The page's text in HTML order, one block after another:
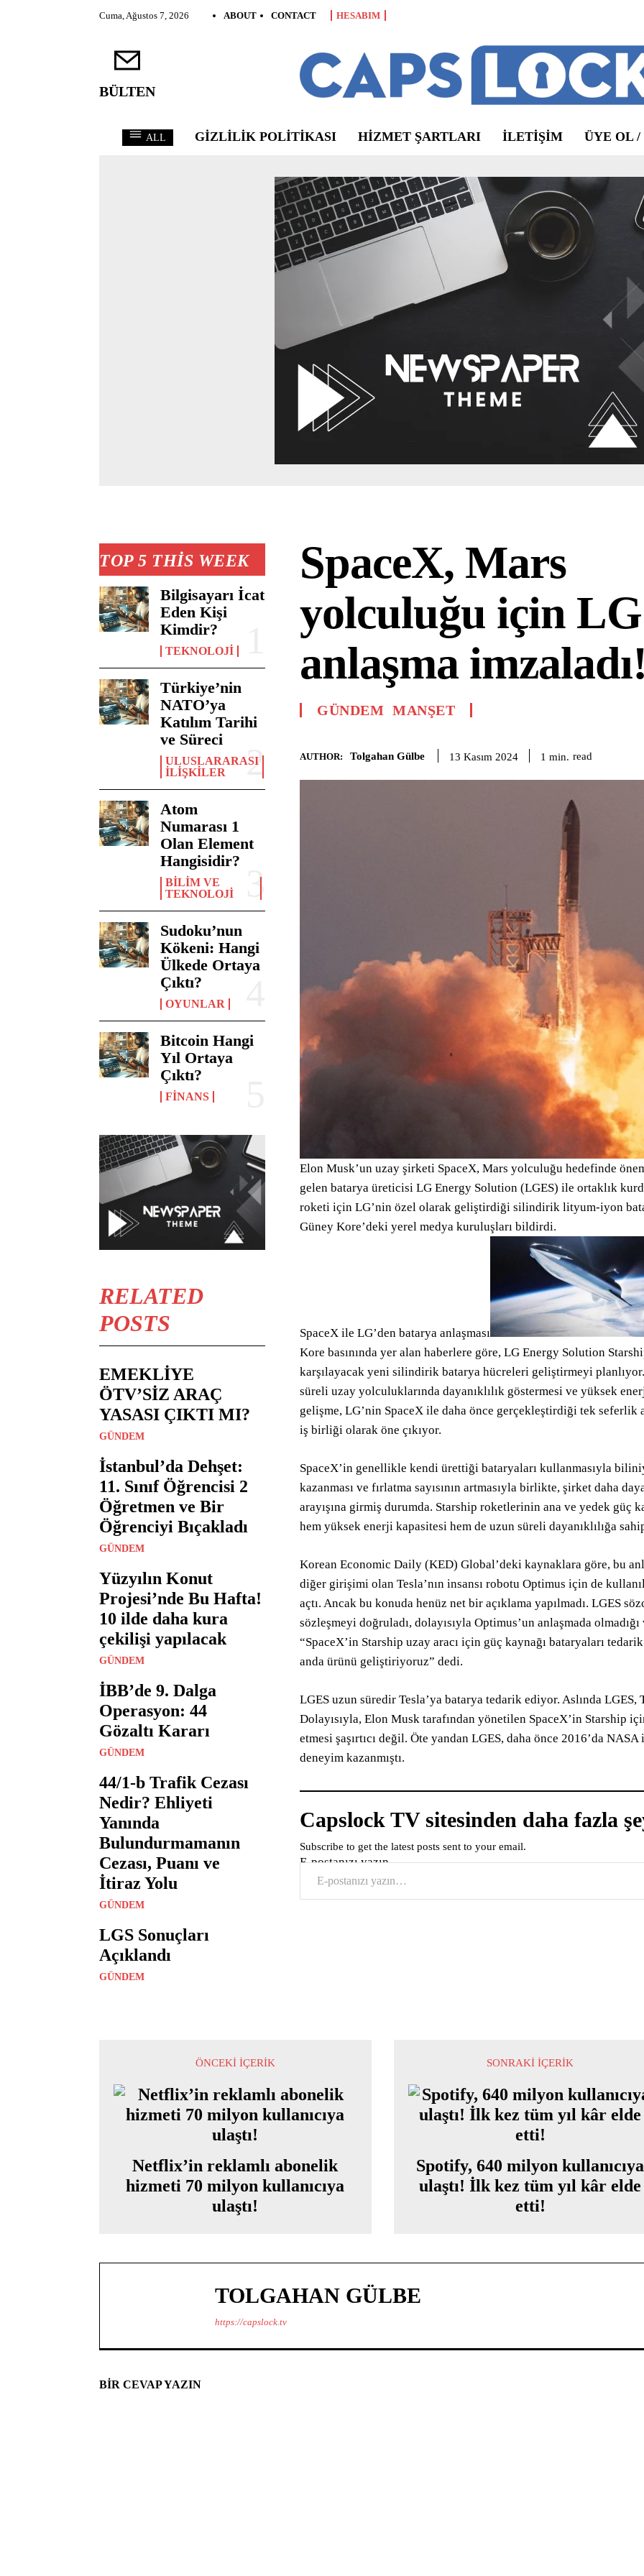
Cuma, Ağustos 7, 2026 ABOUT CONTACT HESABIM
BÜLTEN
ALL GIZLILIK POLITIKASI HIZMET ŞARTLARI ILETIŞIM ÜYE OL /
TOP 5 THIS WEEK
Bilgisayarı İcat
Eden Kişi
Kimdir?
TEKNOLOJI
Türkiye’nin
NATO’ya
Katılım Tarihi
ve Süreci
ULUSLARARASI
İLIŞKILER
Atom
Numarası 1
Olan Element
Hangisidir?
BILIM VE
TEKNOLOJI
Sudoku’nun
Kökeni: Hangi
Ülkede Ortaya
Çıktı?
OYUNLAR
Bitcoin Hangi
Yıl Ortaya
Çıktı?
FINANS
RELATED
POSTS
EMEKLİYE
ÖTV’SİZ ARAÇ
YASASI ÇIKTI MI?
GÜNDEM
İstanbul’da Dehşet:
11. Sınıf Öğrencisi 2
Öğretmen ve Bir
Öğrenciyi Bıçakladı
GÜNDEM
Yüzyılın Konut
Projesi’nde Bu Hafta!
10 ilde daha kura
çekilişi yapılacak
GÜNDEM
İBB’de 9. Dalga
Operasyon: 44
Gözaltı Kararı
GÜNDEM
44/1-b Trafik Cezası
Nedir? Ehliyeti
Yanında
Bulundurmamanın
Cezası, Puanı ve
İtiraz Yolu
GÜNDEM
LGS Sonuçları
Açıklandı
GÜNDEM
SpaceX, Mars
yolculuğu için
anlaşma
GÜNDEM MANŞET
AUTHOR: Tolgahan Gülbe 13 Kasım 2024 1 min. read
Elon Musk’un uzay şirketi SpaceX, Mars yolculuğu hedefinde
gelen batarya üreticisi LG Energy Solution (LGES) ile ortaklık
roketi için LG’nin özel olarak geliştirdiği silindirik lityum-iyon
Güney Kore’deki yerel medya kuruluşları bildirdi.
SpaceX ile LG’den batarya anlaşması
Kore basınında yer alan haberlere göre, LG Energy Solution
karşılayacak yeni silindirik batarya hücreleri geliştirmeyi
süreli uzay yolculuklarında dayanıklılık göstermesi ve yüksek
gelişme, LG’nin SpaceX ile daha önce gerçekleştirdiği tek
iş birliği olarak öne çıkıyor.
SpaceX’in genellikle kendi ürettiği bataryaları kullanmasıyla
kazanması ve fırlatma sayısının artmasıyla birlikte, şirket daha
arayışına girmiş durumda. Starship roketlerinin ana ve yedek güç
hem yüksek enerji kapasitesi hem de uzun süreli dayanıklılığa
Korean Economic Daily (KED) Global’deki kaynaklara göre, bu
diğer girişimi olan Tesla’nın insansı robotu Optimus için de
açtı. Ancak bu konuda henüz net bir açıklama yapılmadı. LGES
sözleşmeyi doğruladı, dolayısıyla Optimus’un anlaşmada
“SpaceX’in Starship uzay aracı için güç kaynağı bataryaları
anda ürünü geliştiriyoruz” dedi.
LGES uzun süredir Tesla’ya batarya tedarik ediyor. Aslında
Dolayısıyla, Elon Musk tarafından yönetilen SpaceX’in Starship
etmesi şaşırtıcı değil. Öte yandan LGES, daha önce 2016’da
deneyim kazanmıştı.
Capslock TV sitesinden daha fazla
Subscribe to get the latest posts sent to your email.
E-postanızı yazın…
ÖNCEKI İÇERIK
Netflix’in reklamlı abonelik
hizmeti 70 milyon kullanıcıya
ulaştı!
SONRAKI İÇERIK
Spotify, 640 milyon kullanıcıya
ulaştı! İlk kez tüm yıl kâr elde
etti!
TOLGAHAN GÜLBE
https://capslock.tv
BIR CEVAP YAZIN